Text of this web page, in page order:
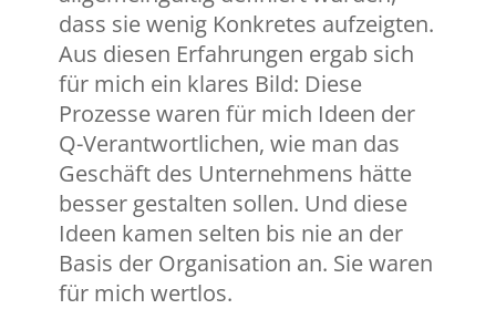
dass sie wenig Konkretes aufzeigten.
Aus diesen Erfahrungen ergab sich
für mich ein klares Bild: Diese
Prozesse waren für mich Ideen der
Q-Verantwortlichen, wie man das
Geschäft des Unternehmens hätte
besser gestalten sollen. Und diese
Ideen kamen selten bis nie an der
Basis der Organisation an. Sie waren
für mich wertlos.